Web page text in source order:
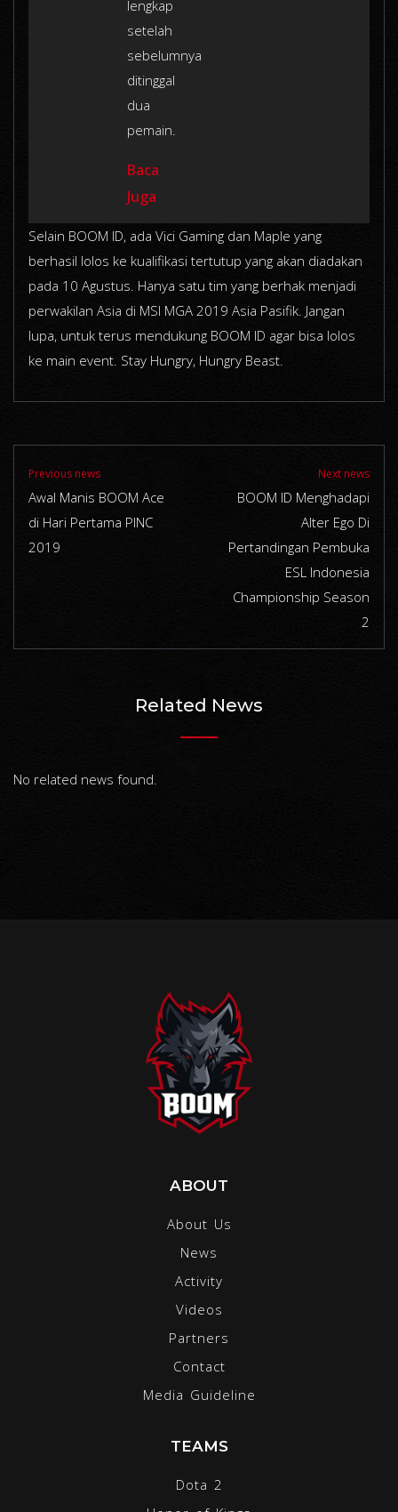
lengkap
setelah
sebelumnya
ditinggal
dua
pemain.
Baca
Juga
Selain BOOM ID, ada Vici Gaming dan Maple yang
berhasil lolos ke kualifikasi tertutup yang akan diadakan
pada 10 Agustus. Hanya satu tim yang berhak menjadi
perwakilan Asia di MSI MGA 2019 Asia Pasifik. Jangan
lupa, untuk terus mendukung BOOM ID agar bisa lolos
ke main event. Stay Hungry, Hungry Beast.
Previous news
Awal Manis BOOM Ace
di Hari Pertama PINC
2019
Next news
BOOM ID Menghadapi
Alter Ego Di
Pertandingan Pembuka
ESL Indonesia
Championship Season
2
Related News
No related news found.
ABOUT
About Us
News
Activity
Videos
Partners
Contact
Media Guideline
TEAMS
Dota 2